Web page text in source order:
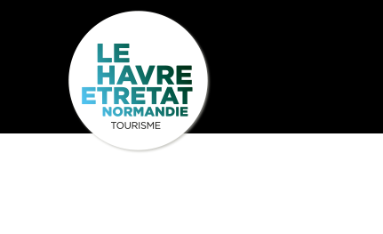
AIRE DE
Cookies management panel